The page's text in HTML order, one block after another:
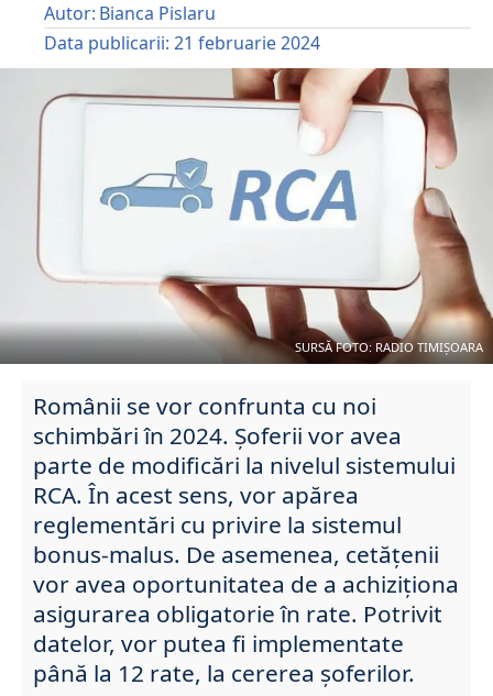
Autor: Bianca Pislaru
Data publicarii: 21 februarie 2024
SURSĂ FOTO: RADIO TIMIȘOARA
Românii se vor confrunta cu noi
schimbări în 2024. Șoferii vor avea
parte de modificări la nivelul sistemului
RCA. În acest sens, vor apărea
reglementări cu privire la sistemul
bonus-malus. De asemenea, cetățenii
vor avea oportunitatea de a achiziționa
asigurarea obligatorie în rate. Potrivit
datelor, vor putea fi implementate
până la 12 rate, la cererea șoferilor.